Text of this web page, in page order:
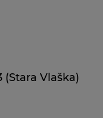
Vlaška)